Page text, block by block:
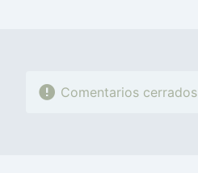
Comentarios cerrados